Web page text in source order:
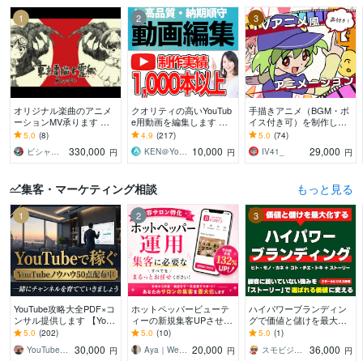
1
オリジナル楽曲のアニメ
ーションMV承ります 楽
曲の魅力と作品性を引き
出すアニメーションMVを
制作します
5.0 (8)
ビシャモンベイベー
330,000 円
2
クオリティの高いYouTub
e用動画を編集します 【1
0,000円でクオリティの高
い動画】作成します！
4.9 (217)
KEN＠YouTube運用代行 10,000 円
3
手描きアニメ（BGM・ボ
イス付き可）を制作しま
す スタッフはプロのアニ
メーターと漫画家！ 脚
本もご用意できます
5.0 (74)
IV41_
29,000 円
集客・マーケティング相談 もっと見る
1
YouTube攻略大全PDF×コ
ンサル提供します 【YouT
ube攻略PDF】とコンサル
であなたのCHを伸ばす
5.0 (202)
30,000 円
2
ホットペッパービューテ
ィーの新規集客UPさせま
す “掲載しているだけ”の
ホットペッパー、卒業し
ませんか？
5.0 (10)
20,000 円
3
ハイパワーブランディン
グで価値と儲けを最大化
します 顧客に届いていな
で選ばれる価値に変える
5.0 (1)
36,000 円